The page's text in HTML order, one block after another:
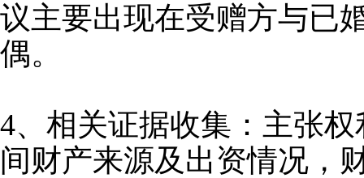
议主要出现在受赠方与已
偶。
4、相关证据收集：主张
间财产来源及出资情况，